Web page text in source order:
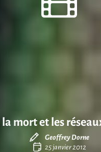
la mort et les
Geoffrey Dorne
25 janvier 2012